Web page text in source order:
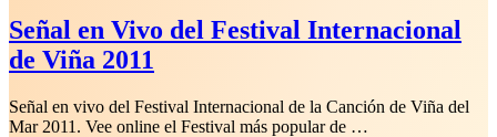
Señal en Vivo del Festival Internacional
de Viña 2011
Señal en vivo del Festival Internacional de la Canción de Viña del
Mar 2011. Vee online el Festival más popular de …